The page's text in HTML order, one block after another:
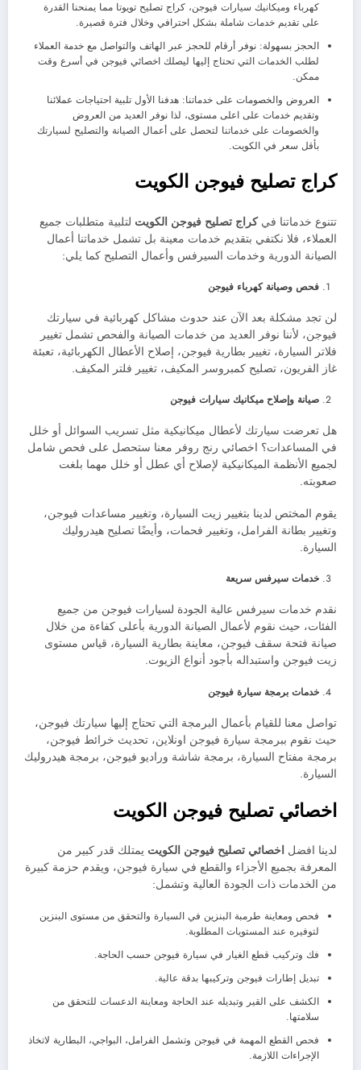
كهرباء وميكانيك سيارات فيوجن، كراج تصليح تويوتا مما يمنحنا القدرة
على تقديم خدمات شاملة بشكل احترافي وخلال فترة قصيرة.
الحجز بسهولة: نوفر أرقام للحجز عبر الهاتف والتواصل مع خدمة العملاء
لطلب الخدمات التي تحتاج إليها ليصلك اخصائي فيوجن في أسرع وقت
ممكن.
العروض والخصومات على خدماتنا: هدفنا الأول تلبية احتياجات عملائنا
وتقديم خدمات على اعلى مستوى، لذا نوفر العديد من العروض
والخصومات على خدماتنا لتحصل على أعمال الصيانة والتصليح لسيارتك
بأقل سعر في الكويت.
كراج تصليح فيوجن الكويت
تتنوع خدماتنا فيكراج تصليح فيوجن الكويت لتلبية متطلبات جميع
العملاء، فلا نكتفي بتقديم خدمات معينة بل تشمل خدماتنا أعمال
الصيانة الدورية وخدمات السيرفس وأعمال التصليح كما يلي:
فحص وصيانة كهرباء فيوجن
لن تجد مشكلة بعد الآن عند حدوث مشاكل كهربائية في سيارتك
فيوجن، لأننا نوفر العديد من خدمات الصيانة والفحص تشمل تغيير
فلاتر السيارة، تغيير بطارية فيوجن، إصلاح الأعطال الكهربائية، تعبئة
غاز الفريون، تصليح كمبروسر المكيف، تغيير فلتر المكيف.
صيانة وإصلاح ميكانيك سيارات فيوجن
هل تعرضت سيارتك لأعطال ميكانيكية مثل تسريب السوائل أو خلل
في المساعدات؟ اخصائي رنج روفر معنا ستحصل على فحص شامل
لجميع الأنظمة الميكانيكية لإصلاح أي عطل أو خلل مهما بلغت
صعوبته.
يقوم المختص لدينا بتغيير زيت السيارة، وتغيير مساعدات فيوجن،
وتغيير بطانة الفرامل، وتغيير فحمات، وأيضًا تصليح هيدروليك
السيارة.
خدمات سيرفس سريعة
نقدم خدمات سيرفس عالية الجودة لسيارات فيوجن من جميع
الفئات، حيث نقوم لأعمال الصيانة الدورية بأعلى كفاءة من خلال
صيانة فتحة سقف فيوجن، معاينة بطارية السيارة، قياس مستوى
زيت فيوجن واستبداله بأجود أنواع الزيوت.
خدمات برمجة سيارة فيوجن
تواصل معنا للقيام بأعمال البرمجة التي تحتاج إليها سيارتك فيوجن،
حيث نقوم ببرمجة سيارة فيوجن اونلاين، تحديث خرائط فيوجن،
برمجة مفتاح السيارة، برمجة شاشة وراديو فيوجن، برمجة هيدروليك
السيارة.
اخصائي تصليح فيوجن الكويت
لدينا افضل اخصائي تصليح فيوجن الكويت يمتلك قدر كبير من
المعرفة بجميع الأجزاء والقطع في سيارة فيوجن، ويقدم حزمة كبيرة
من الخدمات ذات الجودة العالية وتشمل:
فحص ومعاينة طرمبة البنزين في السيارة والتحقق من مستوى البنزين
لتوفيره عند المستويات المطلوبة.
فك وتركيب قطع الغيار في سيارة فيوجن حسب الحاجة.
تبديل إطارات فيوجن وتركيبها بدقة عالية.
الكشف على القير وتبديله عند الحاجة ومعاينة الدعسات للتحقق من
سلامتها.
فحص القطع المهمة في فيوجن وتشمل الفرامل، البواجي، البطارية لاتخاذ
الإجراءات اللازمة.